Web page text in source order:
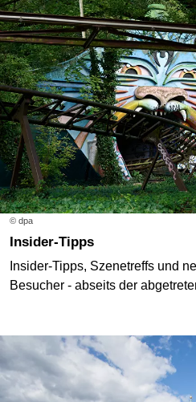
© dpa
Insider-Tipps
Insider-Tipps, Szenetreffs und
Besucher - abseits der